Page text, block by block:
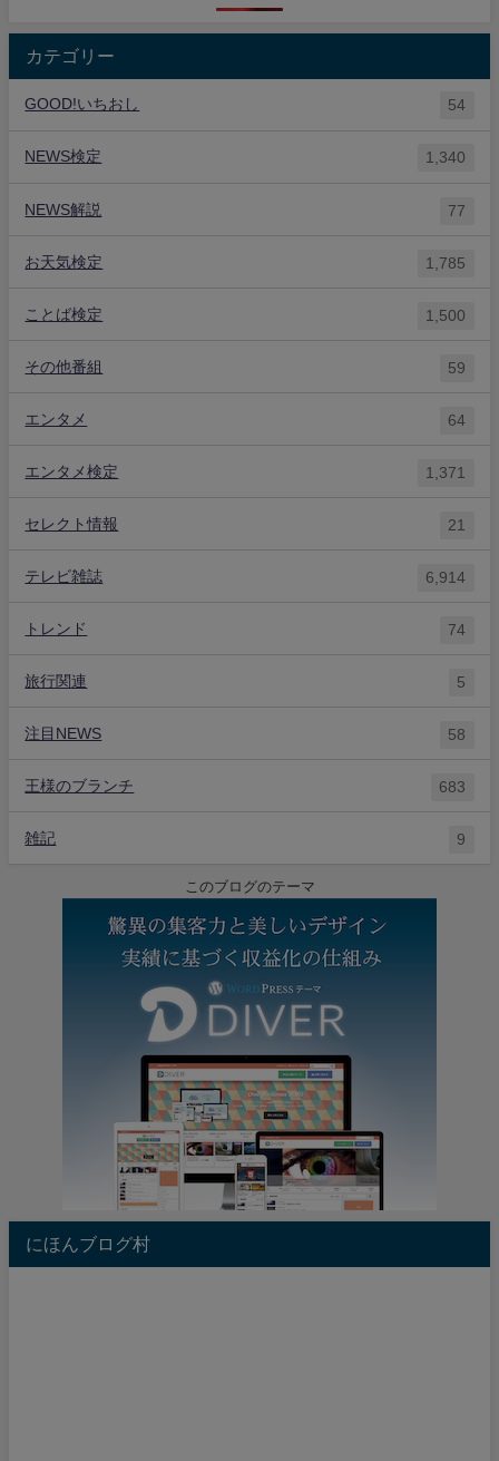
カテゴリー
GOOD!いちおし 54
NEWS検定 1,340
NEWS解説 77
お天気検定 1,785
ことば検定 1,500
その他番組 59
エンタメ 64
エンタメ検定 1,371
セレクト情報 21
テレビ雑誌 6,914
トレンド 74
旅行関連 5
注目NEWS 58
王様のブランチ 683
雑記 9
このブログのテーマ
にほんブログ村